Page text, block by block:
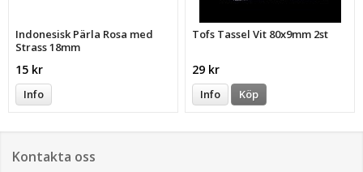
Indonesisk Pärla Rosa med
Strass 18mm
15 kr
Info
Tofs Tassel Vit 80x9mm 2st
29 kr
Info Köp
Kontakta oss